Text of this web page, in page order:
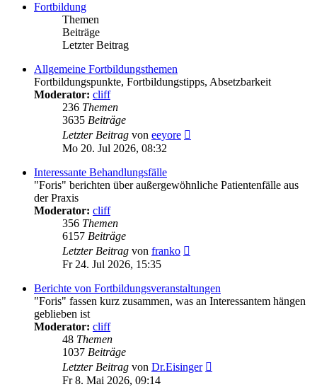
Fortbildung
Themen
Beiträge
Letzter Beitrag
Allgemeine Fortbildungsthemen
Fortbildungspunkte, Fortbildungstipps, Absetzbarkeit
Moderator: cliff
236 Themen
3635 Beiträge
Letzter Beitrag von eeyore
Mo 20. Jul 2026, 08:32
Interessante Behandlungsfälle
"Foris" berichten über außergewöhnliche Patientenfälle aus
der Praxis
Moderator: cliff
356 Themen
6157 Beiträge
Letzter Beitrag von franko
Fr 24. Jul 2026, 15:35
Berichte von Fortbildungsveranstaltungen
"Foris" fassen kurz zusammen, was an Interessantem hängen
geblieben ist
Moderator: cliff
48 Themen
1037 Beiträge
Letzter Beitrag von Dr.Eisinger
Fr 8. Mai 2026, 09:14